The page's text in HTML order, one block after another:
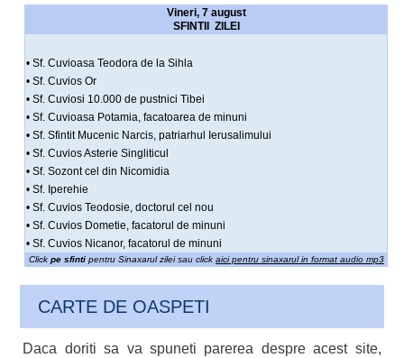
Vineri, 7 august
SFINTII ZILEI
• Sf. Cuvioasa Teodora de la Sihla
• Sf. Cuvios Or
• Sf. Cuviosi 10.000 de pustnici Tibei
• Sf. Cuvioasa Potamia, facatoarea de minuni
• Sf. Sfintit Mucenic Narcis, patriarhul Ierusalimului
• Sf. Cuvios Asterie Singliticul
• Sf. Sozont cel din Nicomidia
• Sf. Iperehie
• Sf. Cuvios Teodosie, doctorul cel nou
• Sf. Cuvios Dometie, facatorul de minuni
• Sf. Cuvios Nicanor, facatorul de minuni
Click pe sfintipentru Sinaxarul zilei sau click aici pentru sinaxarul in format audio mp3
CARTE DE OASPETI
Daca doriti sa va spuneti parerea despre acest site,